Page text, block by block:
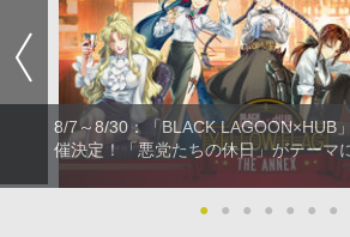
8/7～8/30：「BLACK LAGOON×HUB
催決定！「悪党たちの休日」がテーマ
● ● ● ● ● ● ●